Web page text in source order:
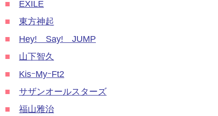
■
EXILE
■
東方神起
■
Hey! Say! JUMP
■
山下智久
■
KisｰMyｰFt2
■
サザンオールスターズ
■
福山雅治